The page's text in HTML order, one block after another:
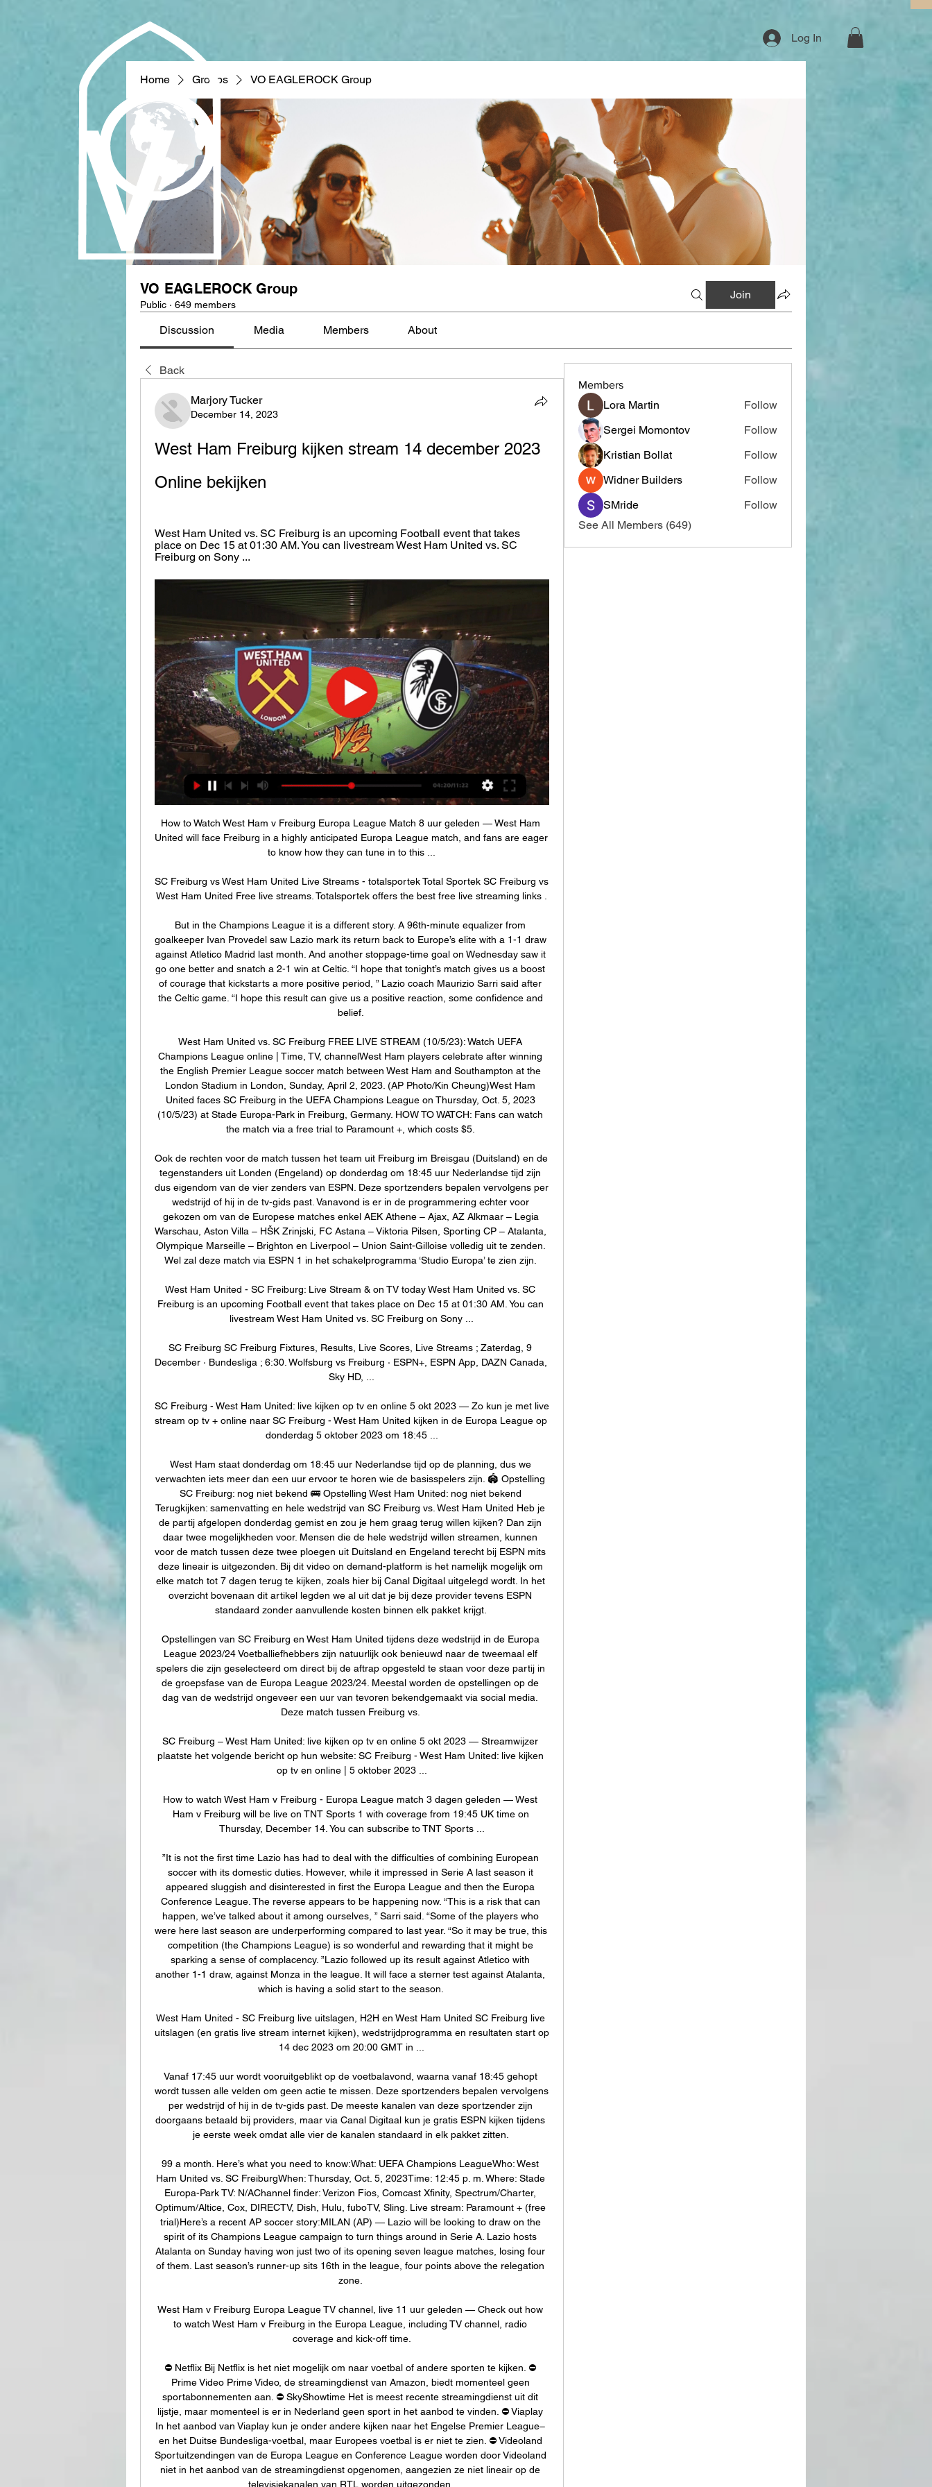
Log In
Home Groups VO EAGLEROCK Group
VO EAGLEROCK Group
Public · 649 members
Join
Discussion Media Members About
Back
Marjory Tucker
December 14, 2023
West Ham Freiburg kijken stream 14 december 2023
Online bekijken
West Ham United vs. SC Freiburg is an upcoming Football event that takes
place on Dec 15 at 01:30 AM. You can livestream West Ham United vs. SC
Freiburg on Sony ...
How to Watch West Ham v Freiburg Europa League Match 8 uur geleden — West Ham
United will face Freiburg in a highly anticipated Europa League match, and fans are eager
to know how they can tune in to this ...
SC Freiburg vs West Ham United Live Streams - totalsportek Total Sportek SC Freiburg vs
West Ham United Free live streams. Totalsportek offers the best free live streaming links .
But in the Champions League it is a different story. A 96th-minute equalizer from
goalkeeper Ivan Provedel saw Lazio mark its return back to Europe’s elite with a 1-1 draw
against Atletico Madrid last month. And another stoppage-time goal on Wednesday saw it
go one better and snatch a 2-1 win at Celtic. “I hope that tonight’s match gives us a boost
of courage that kickstarts a more positive period, ” Lazio coach Maurizio Sarri said after
the Celtic game. “I hope this result can give us a positive reaction, some confidence and
belief.
West Ham United vs. SC Freiburg FREE LIVE STREAM (10/5/23): Watch UEFA
Champions League online | Time, TV, channelWest Ham players celebrate after winning
the English Premier League soccer match between West Ham and Southampton at the
London Stadium in London, Sunday, April 2, 2023. (AP Photo/Kin Cheung)West Ham
United faces SC Freiburg in the UEFA Champions League on Thursday, Oct. 5, 2023
(10/5/23) at Stade Europa-Park in Freiburg, Germany. HOW TO WATCH: Fans can watch
the match via a free trial to Paramount +, which costs $5.
Ook de rechten voor de match tussen het team uit Freiburg im Breisgau (Duitsland) en de
tegenstanders uit Londen (Engeland) op donderdag om 18:45 uur Nederlandse tijd zijn
dus eigendom van de vier zenders van ESPN. Deze sportzenders bepalen vervolgens per
wedstrijd of hij in de tv-gids past. Vanavond is er in de programmering echter voor
gekozen om van de Europese matches enkel AEK Athene – Ajax, AZ Alkmaar – Legia
Warschau, Aston Villa – HŠK Zrinjski, FC Astana – Viktoria Pilsen, Sporting CP – Atalanta,
Olympique Marseille – Brighton en Liverpool – Union Saint-Gilloise volledig uit te zenden.
Wel zal deze match via ESPN 1 in het schakelprogramma ‘Studio Europa’ te zien zijn.
West Ham United - SC Freiburg: Live Stream & on TV today West Ham United vs. SC
Freiburg is an upcoming Football event that takes place on Dec 15 at 01:30 AM. You can
livestream West Ham United vs. SC Freiburg on Sony ...
SC Freiburg SC Freiburg Fixtures, Results, Live Scores, Live Streams ; Zaterdag, 9
December · Bundesliga ; 6:30. Wolfsburg vs Freiburg · ESPN+, ESPN App, DAZN Canada,
Sky HD, ...
SC Freiburg - West Ham United: live kijken op tv en online 5 okt 2023 — Zo kun je met live
stream op tv + online naar SC Freiburg - West Ham United kijken in de Europa League op
donderdag 5 oktober 2023 om 18:45 ...
West Ham staat donderdag om 18:45 uur Nederlandse tijd op de planning, dus we
verwachten iets meer dan een uur ervoor te horen wie de basisspelers zijn. 🏟️ Opstelling
SC Freiburg: nog niet bekend 🚌 Opstelling West Ham United: nog niet bekend
Terugkijken: samenvatting en hele wedstrijd van SC Freiburg vs. West Ham United Heb je
de partij afgelopen donderdag gemist en zou je hem graag terug willen kijken? Dan zijn
daar twee mogelijkheden voor. Mensen die de hele wedstrijd willen streamen, kunnen
voor de match tussen deze twee ploegen uit Duitsland en Engeland terecht bij ESPN mits
deze lineair is uitgezonden. Bij dit video on demand-platform is het namelijk mogelijk om
elke match tot 7 dagen terug te kijken, zoals hier bij Canal Digitaal uitgelegd wordt. In het
overzicht bovenaan dit artikel legden we al uit dat je bij deze provider tevens ESPN
standaard zonder aanvullende kosten binnen elk pakket krijgt.
Opstellingen van SC Freiburg en West Ham United tijdens deze wedstrijd in de Europa
League 2023/24 Voetballiefhebbers zijn natuurlijk ook benieuwd naar de tweemaal elf
spelers die zijn geselecteerd om direct bij de aftrap opgesteld te staan voor deze partij in
de groepsfase van de Europa League 2023/24. Meestal worden de opstellingen op de
dag van de wedstrijd ongeveer een uur van tevoren bekendgemaakt via social media.
Deze match tussen Freiburg vs.
SC Freiburg – West Ham United: live kijken op tv en online 5 okt 2023 — Streamwijzer
plaatste het volgende bericht op hun website: SC Freiburg - West Ham United: live kijken
op tv en online | 5 oktober 2023 ...
How to watch West Ham v Freiburg - Europa League match 3 dagen geleden — West
Ham v Freiburg will be live on TNT Sports 1 with coverage from 19:45 UK time on
Thursday, December 14. You can subscribe to TNT Sports ...
”It is not the first time Lazio has had to deal with the difficulties of combining European
soccer with its domestic duties. However, while it impressed in Serie A last season it
appeared sluggish and disinterested in first the Europa League and then the Europa
Conference League. The reverse appears to be happening now. “This is a risk that can
happen, we’ve talked about it among ourselves, ” Sarri said. “Some of the players who
were here last season are underperforming compared to last year. “So it may be true, this
competition (the Champions League) is so wonderful and rewarding that it might be
sparking a sense of complacency. ”Lazio followed up its result against Atletico with
another 1-1 draw, against Monza in the league. It will face a sterner test against Atalanta,
which is having a solid start to the season.
West Ham United - SC Freiburg live uitslagen, H2H en West Ham United SC Freiburg live
uitslagen (en gratis live stream internet kijken), wedstrijdprogramma en resultaten start op
14 dec 2023 om 20:00 GMT in ...
Vanaf 17:45 uur wordt vooruitgeblikt op de voetbalavond, waarna vanaf 18:45 gehopt
wordt tussen alle velden om geen actie te missen. Deze sportzenders bepalen vervolgens
per wedstrijd of hij in de tv-gids past. De meeste kanalen van deze sportzender zijn
doorgaans betaald bij providers, maar via Canal Digitaal kun je gratis ESPN kijken tijdens
je eerste week omdat alle vier de kanalen standaard in elk pakket zitten.
99 a month. Here’s what you need to know:What: UEFA Champions LeagueWho: West
Ham United vs. SC FreiburgWhen: Thursday, Oct. 5, 2023Time: 12:45 p. m. Where: Stade
Europa-Park TV: N/AChannel finder: Verizon Fios, Comcast Xfinity, Spectrum/Charter,
Optimum/Altice, Cox, DIRECTV, Dish, Hulu, fuboTV, Sling. Live stream: Paramount + (free
trial)Here’s a recent AP soccer story:MILAN (AP) — Lazio will be looking to draw on the
spirit of its Champions League campaign to turn things around in Serie A. Lazio hosts
Atalanta on Sunday having won just two of its opening seven league matches, losing four
of them. Last season’s runner-up sits 16th in the league, four points above the relegation
zone.
West Ham v Freiburg Europa League TV channel, live 11 uur geleden — Check out how
to watch West Ham v Freiburg in the Europa League, including TV channel, radio
coverage and kick-off time.
⛔️ Netflix Bij Netflix is het niet mogelijk om naar voetbal of andere sporten te kijken. ⛔️
Prime Video Prime Video, de streamingdienst van Amazon, biedt momenteel geen
sportabonnementen aan. ⛔️ SkyShowtime Het is meest recente streamingdienst uit dit
lijstje, maar momenteel is er in Nederland geen sport in het aanbod te vinden. ⛔️ Viaplay
In het aanbod van Viaplay kun je onder andere kijken naar het Engelse Premier League–
en het Duitse Bundesliga-voetbal, maar Europees voetbal is er niet te zien. ⛔️ Videoland
Sportuitzendingen van de Europa League en Conference League worden door Videoland
niet in het aanbod van de streamingdienst opgenomen, aangezien ze niet lineair op de
televisiekanalen van RTL worden uitgezonden.
Members
Lora Martin
Follow
Sergei Momontov
Follow
Kristian Bollat
Follow
Widner Builders
Follow
SMride
Follow
See All Members (649)